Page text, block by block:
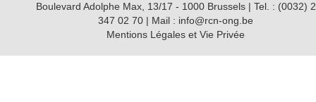
Boulevard Adolphe Max, 13/17 - 1000 Brussels | Tel. : (0032) 2
347 02 70 | Mail : info@rcn-ong.be
Mentions Légales et Vie Privée